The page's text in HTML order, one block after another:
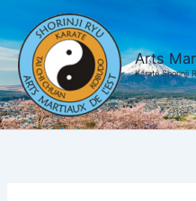
contenu
Arts
Karaté Shorinji